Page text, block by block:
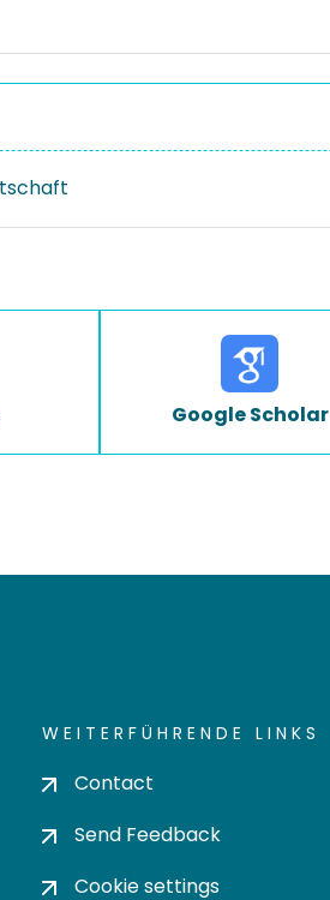
Google Scholar
WEITERFÜHRENDE LINKS
Contact
Send Feedback
Cookie settings